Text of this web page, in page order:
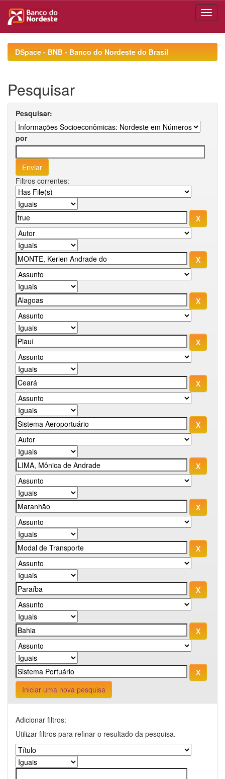
navigationDSpace - BNB - Banco do Nordeste do Brasil
Pesquisar
Pesquisar:
por
Filtros correntes:
Iniciar uma nova pesquisa
Adicionar filtros:
Utilizar filtros para refinar o resultado da pesquisa.